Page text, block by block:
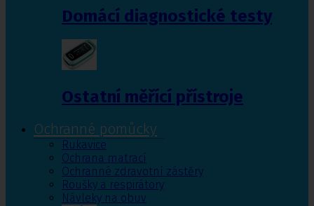
Domácí diagnostické testy
Ostatní měřící přístroje
Ochranné pomůcky
Rukavice
Ochrana matrací
Ochranné zdravotní zástěry
Roušky a respirátory
Návleky na obuv